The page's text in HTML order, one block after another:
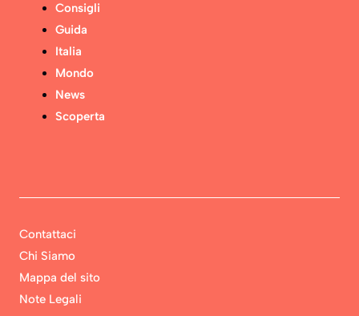
Consigli
Guida
Italia
Mondo
News
Scoperta
Contattaci
Chi Siamo
Mappa del sito
Note Legali